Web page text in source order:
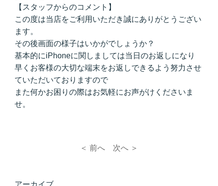
【スタッフからのコメント】
この度は当店をご利用いただき誠にありがとうござい
ます。
その後画面の様子はいかがでしょうか？
基本的にiPhoneに関しましては当日のお返しになり
早くお客様の大切な端末をお返しできるよう努力させ
ていただいておりますので
また何かお困りの際はお気軽にお声がけくださいま
せ。
＜ 前へ 次へ ＞
アーカイブ